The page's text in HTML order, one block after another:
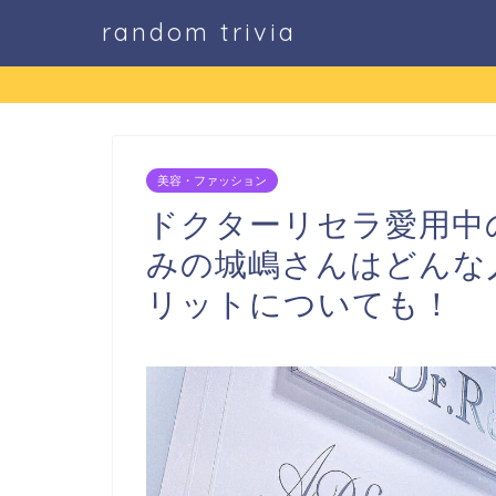
random trivia
美容・ファッション
ドクターリセラ愛用
みの城嶋さんはどん
リットについても！